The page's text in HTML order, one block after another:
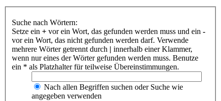
Suche nach Wörtern:
Setze ein + vor ein Wort, das gefunden werden muss und ein -
vor ein Wort, das nicht gefunden werden darf. Verwende
mehrere Wörter getrennt durch | innerhalb einer Klammer,
wenn nur eines der Wörter gefunden werden muss. Benutze
ein * als Platzhalter für teilweise Übereinstimmungen.
Nach allen Begriffen suchen oder Suche wie
angegeben verwenden